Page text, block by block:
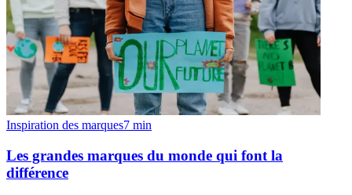
Inspiration des marques7 min
Les grandes marques du monde qui font la
différence